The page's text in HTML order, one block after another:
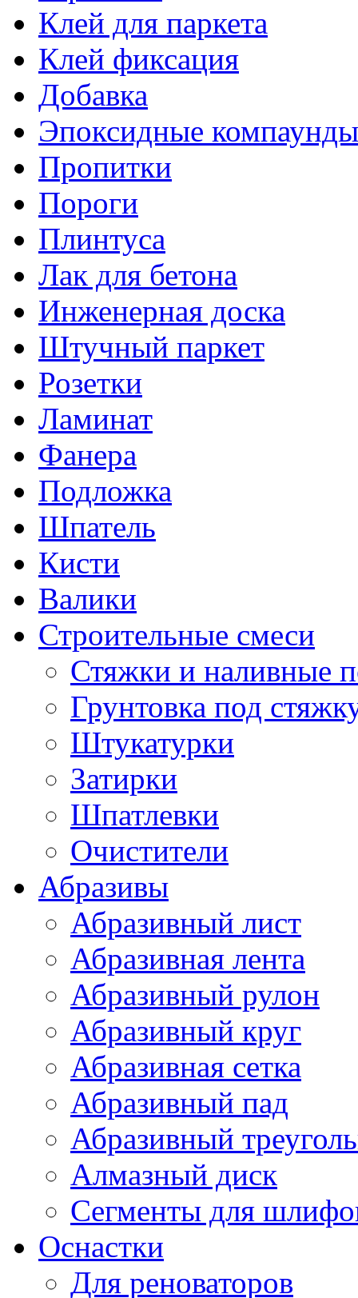
Клей для паркета
Клей фиксация
Добавка
Эпоксидные компаунды
Пропитки
Пороги
Плинтуса
Лак для бетона
Инженерная доска
Штучный паркет
Розетки
Ламинат
Фанера
Подложка
Шпатель
Кисти
Валики
Строительные смеси
Стяжки и наливные
Грунтовка под
Штукатурки
Затирки
Шпатлевки
Очистители
Абразивы
Абразивный лист
Абразивная лента
Абразивный рулон
Абразивный круг
Абразивная сетка
Абразивный пад
Абразивный
Алмазный диск
Сегменты для
Оснастки
Для реноваторов